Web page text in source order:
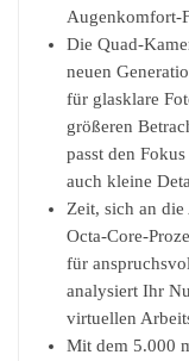
Augenkomfort-
Die Quad-
neuen
für glasklare
größeren
passt den
auch kleine
Zeit, sich an
Octa-Core-
für
analysiert Ihr
virtuellen
Mit dem 5.000